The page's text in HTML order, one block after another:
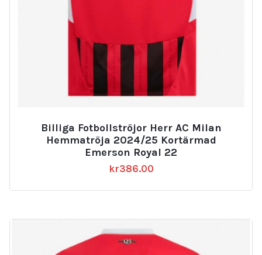
Billiga Fotbollströjor Herr AC Milan
Hemmatröja 2024/25 Kortärmad
Emerson Royal 22
kr386.00